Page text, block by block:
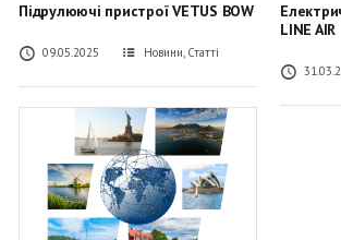
Підрулюючі пристрої VETUS BOW
09.05.2025 Новини, Статті
LINE AIR